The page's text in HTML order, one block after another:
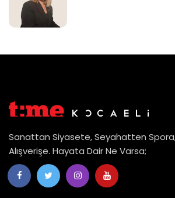
Sanattan Siyasete, Seyahatten
Alışverişe. Hayata Dair Ne Varsa;